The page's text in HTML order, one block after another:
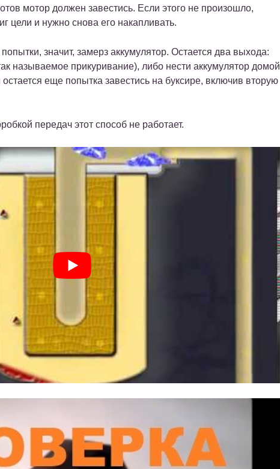
мотор должен завестись. Если этого не произошло,
цели и нужно снова его накапливать.
значит, замерз аккумулятор. Остается два выхода:
называемое прикуривание), либо нести аккумулятор домой
еще попытка завестись на буксире, включив вторую
передач этот способ не работает.